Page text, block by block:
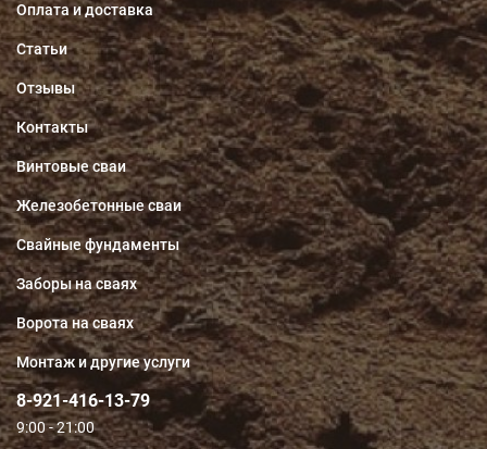
Оплата и доставка
Статьи
Отзывы
Контакты
Винтовые сваи
Железобетонные сваи
Свайные фундаменты
Заборы на сваях
Ворота на сваях
Монтаж и другие услуги
8-921-416-13-79
9:00 - 21:00